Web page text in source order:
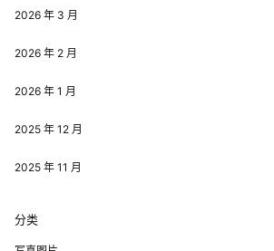
2026 年 3 月
2026 年 2 月
2026 年 1 月
2025 年 12 月
2025 年 11 月
分类